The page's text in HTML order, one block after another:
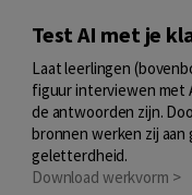
Test AI met je
Laat leerlingen
figuur interviewen met
de antwoorden zijn.
bronnen werken zij
geletterdheid.
Download werkvorm >